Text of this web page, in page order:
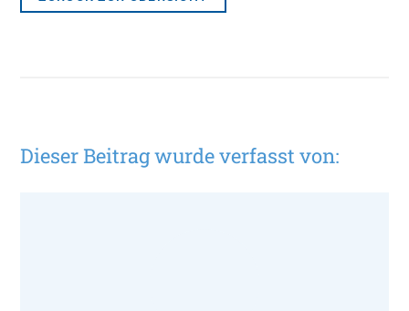
Dieser Beitrag wurde verfasst von: